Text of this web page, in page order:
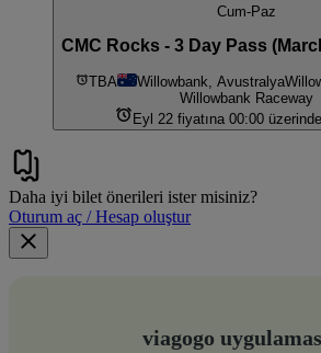
Cum-Paz
CMC Rocks - 3 Day Pass
TBA Willowbank, Avustralya
Willowbank Raceway
Eyl 22 fiyatına 00:00
Daha iyi bilet önerileri ister misiniz?
Oturum aç / Hesap oluştur
viagogo